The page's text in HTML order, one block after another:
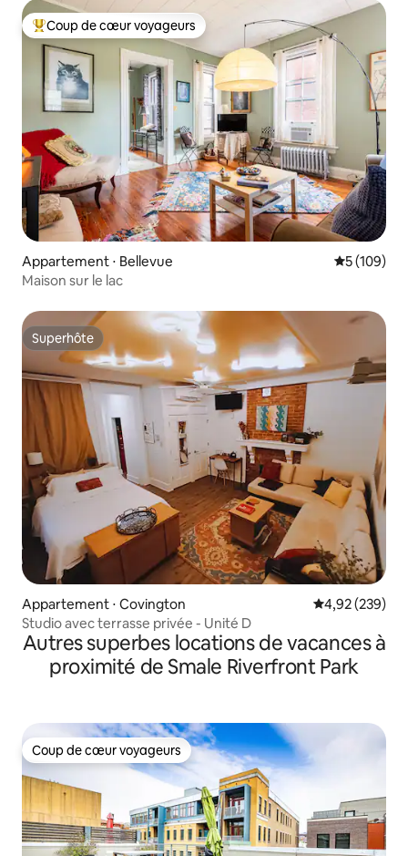
Coups de cœur voyageurs les plus appréciés
Coup de cœur voyageurs
Appartement ⋅ Bellevue Évaluation
5 (109)
Maison sur le lac
Superhôte
Superhôte
Appartement ⋅ Covington Évaluation
4,92 (239)
Studio avec terrasse privée - Unité D
Autres superbes locations de vacances à
proximité de Smale Riverfront Park
Coup de cœur voyageurs
Coup de cœur voyageurs